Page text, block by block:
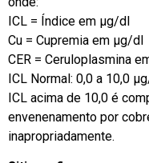
ICL = Índice em μg/dl
Cu = Cupremia em μg/dl
CER = Ceruloplasmina
ICL Normal: 0,0 a 10,0
ICL acima de 10,0 é
envenenamento por
inapropriadamente.